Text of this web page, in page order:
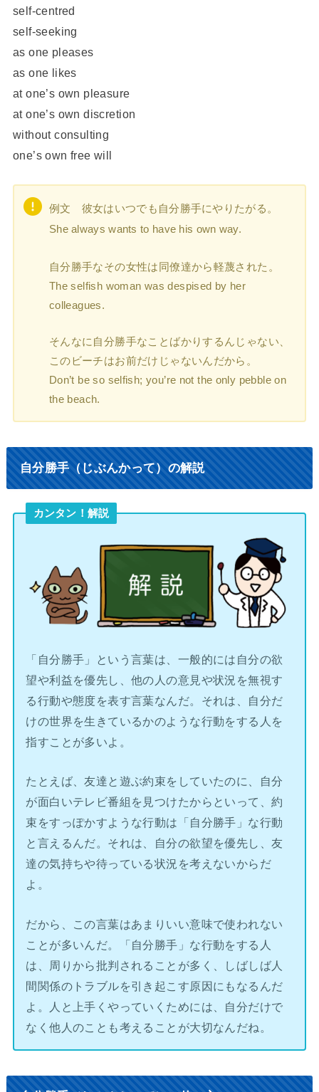
self-centred
self‐seeking
as one pleases
as one likes
at one’s own pleasure
at one’s own discretion
without consulting
one’s own free will
例文 彼女はいつでも自分勝手にやりたがる。
She always wants to have his own way.
自分勝手なその女性は同僚達から軽蔑された。
The selfish woman was despised by her
colleagues.
そんなに自分勝手なことばかりするんじゃない、
このビーチはお前だけじゃないんだから。
Don’t be so selfish; you’re not the only pebble on
the beach.
自分勝手（じぶんかって）の解説
カンタン！解説
「自分勝手」という言葉は、一般的には自分の欲
望や利益を優先し、他の人の意見や状況を無視す
る行動や態度を表す言葉なんだ。それは、自分だ
けの世界を生きているかのような行動をする人を
指すことが多いよ。
たとえば、友達と遊ぶ約束をしていたのに、自分
が面白いテレビ番組を見つけたからといって、約
束をすっぽかすような行動は「自分勝手」な行動
と言えるんだ。それは、自分の欲望を優先し、友
達の気持ちや待っている状況を考えないからだ
よ。
だから、この言葉はあまりいい意味で使われない
ことが多いんだ。「自分勝手」な行動をする人
は、周りから批判されることが多く、しばしば人
間関係のトラブルを引き起こす原因にもなるんだ
よ。人と上手くやっていくためには、自分だけで
なく他人のことも考えることが大切なんだね。